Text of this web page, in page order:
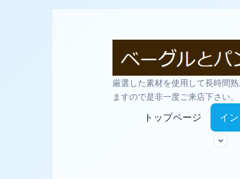
厳選した素材を使用して長時間
ますので是非一度ご来店下さい。
トップページ イ